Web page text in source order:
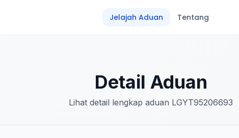
Jelajah Aduan
Tentang
Detail Aduan
Lihat detail lengkap aduan LGYT95206693